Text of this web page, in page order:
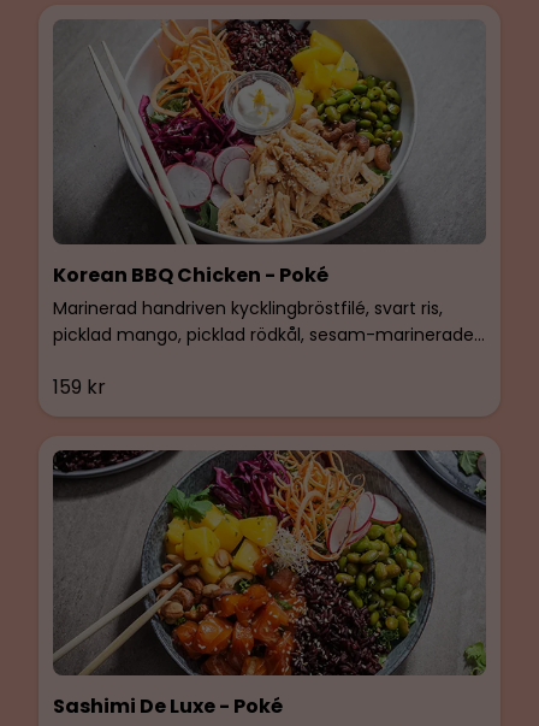
Korean BBQ Chicken - Poké
159 kr
Marinerad handriven kycklingbröstfilé, svart ris,
picklad mango, picklad rödkål, sesam-marinerade
cashewnötter. Glutenfri & Laktosfri.
Sashimi De Luxe - Poké